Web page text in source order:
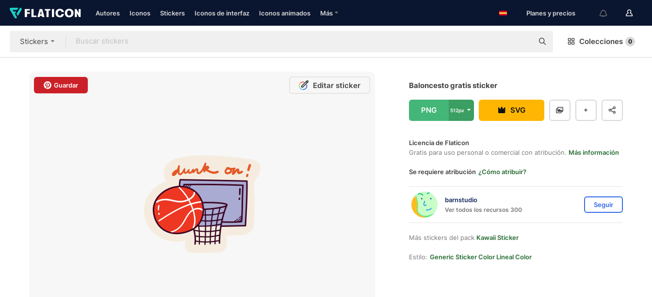
Autores Iconos Stickers Iconos de interfaz Iconos animados Más Planes y precios
Stickers Colecciones 0
Guardar Editar sticker Baloncesto gratis sticker
PNG 512px SVG
Licencia de Flaticon
Gratis para uso personal o comercial con atribución. Más información
Se requiere atribución ¿Cómo atribuir?
barnstudio
Ver todos los recursos 300
Seguir
Más stickers del pack Kawaii Sticker
Estilo: Generic Sticker Color Lineal Color